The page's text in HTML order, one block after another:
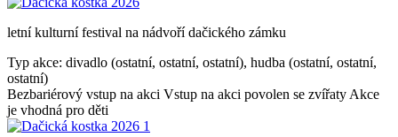
letní kulturní festival na nádvoří dačického zámku
Typ akce: divadlo (ostatní, ostatní, ostatní), hudba (ostatní, ostatní,
ostatní)
Bezbariérový vstup na akci Vstup na akci povolen se zvířaty Akce
je vhodná pro děti